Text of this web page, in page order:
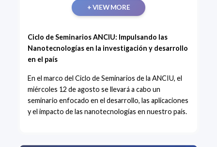
+ VIEW MORE
Ciclo de Seminarios ANCIU: Impulsando las
Nanotecnologías en la investigación y desarrollo
en el país
En el marco del Ciclo de Seminarios de la ANCIU, el
miércoles 12 de agosto se llevará a cabo un
seminario enfocado en el desarrollo, las aplicaciones
y el impacto de las nanotecnologías en nuestro país.